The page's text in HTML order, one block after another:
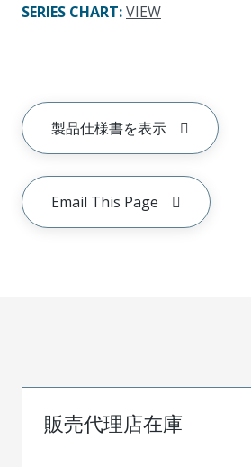
SERIES CHART:VIEW
製品仕様書を表示
Email This Page
販売代理店在庫